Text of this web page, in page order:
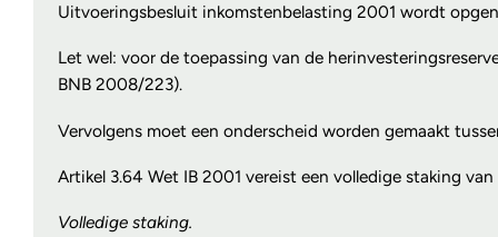
Uitvoeringsbesluit inkomstenbelasting 2001 wordt
Let wel: voor de toepassing van de
BNB 2008/223).
Vervolgens moet een onderscheid worden gemaakt
Artikel 3.64 Wet IB 2001 vereist een volledige staking
Volledige staking.